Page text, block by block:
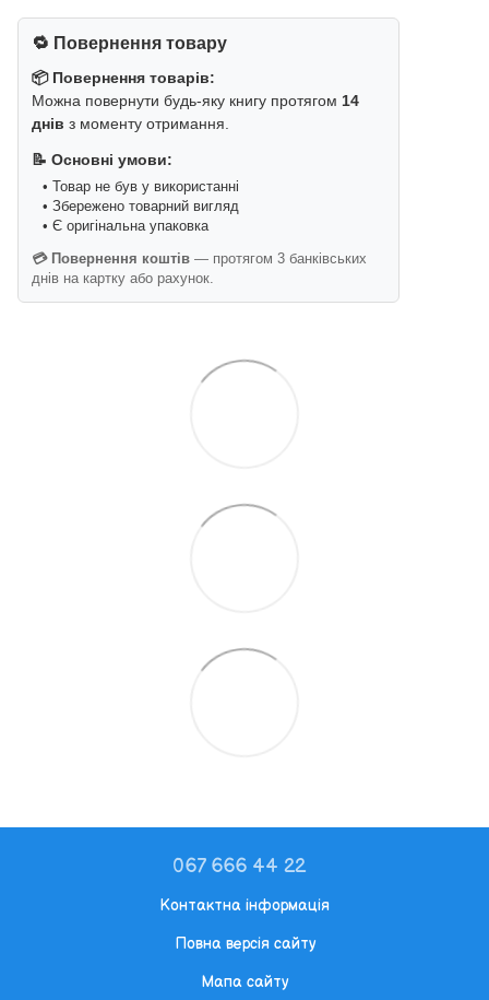
🔁 Повернення товару
📦 Повернення товарів:
Можна повернути будь-яку книгу протягом 14
днів з моменту отримання.
📝 Основні умови:
• Товар не був у використанні
• Збережено товарний вигляд
• Є оригінальна упаковка
💳 Повернення коштів — протягом 3 банківських
днів на картку або рахунок.
067 666 44 22
Контактна інформація
Повна версія сайту
Мапа сайту